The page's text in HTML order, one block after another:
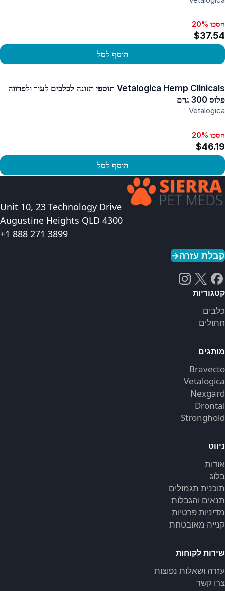
חסכו 20%
$37.54
הוסף לסל
Vetalogica Hemp Clinicals תוספי תזונה לכלבים לעור ולפרווה
פלוס 300 גרם
Vetalogica
חסכו 20%
$46.19
הוסף לסל
צפו במוצר
Unit 10, 23 Technology Drive
Augustine Heights QLD 4300
+1 888 271 3899
קבלת עזרה→
קטגוריות
כלבים
חתולים
מותגים
Bravecto
Vetalogica
Nexgard
Drontal
Stronghold
ניווט
אודות
בלוג
תוכנית תגמולים
תנאים והגבלות
מדיניות פרטיות
קנייה מאובטחת
שירות לקוחות
עזרה ושאלות נפוצות
צרו קשר